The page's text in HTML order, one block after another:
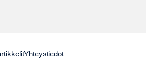
Yhteystiedot